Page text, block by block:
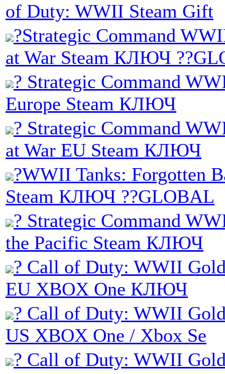
of Duty: WWII Steam Gift
?Strategic Command
at War Steam КЛЮЧ
? Strategic Command
Europe Steam КЛЮЧ
? Strategic Command
at War EU Steam КЛЮЧ
?WWII Tanks: Forgotten
Steam КЛЮЧ ??GLOBAL
? Strategic Command
the Pacific Steam КЛЮЧ
? Call of Duty: WWII
EU XBOX One КЛЮЧ
? Call of Duty: WWII
US XBOX One / Xbox Se
? Call of Duty: WWII